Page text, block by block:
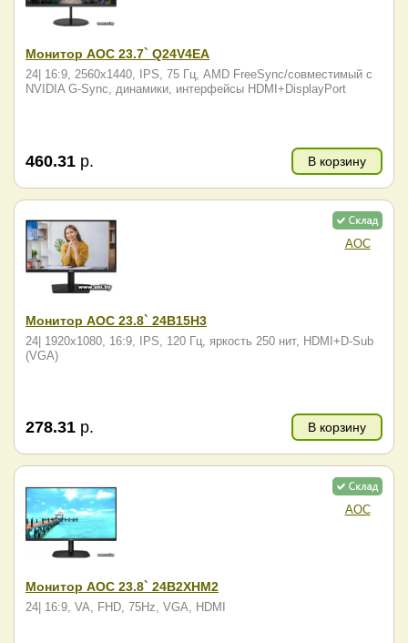
Монитор AOC 23.7` Q24V4EA
24| 16:9, 2560x1440, IPS, 75 Гц, AMD FreeSync/совместимый с
NVIDIA G-Sync, динамики, интерфейсы HDMI+DisplayPort
460.31 р. В корзину
AOC
Монитор AOC 23.8` 24B15H3
24| 1920x1080, 16:9, IPS, 120 Гц, яркость 250 нит, HDMI+D-Sub
(VGA)
278.31 р. В корзину
AOC
Монитор AOC 23.8` 24B2XHM2
24| 16:9, VA, FHD, 75Hz, VGA, HDMI